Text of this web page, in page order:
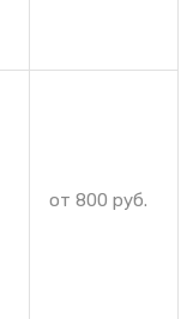
от 800 руб.